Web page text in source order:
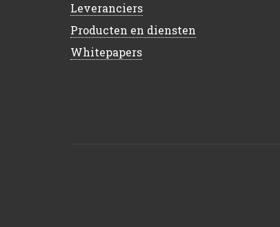
Leveranciers
Producten en diensten
Whitepapers